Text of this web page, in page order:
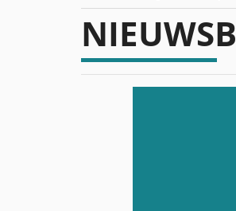
“Besnijdenisdebat
CITYTRIP |
“Vandaag zit elke
goKosher